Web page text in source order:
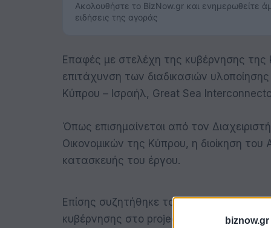
biznow.gr
Ακολουθήστε το BizNow.gr και ενημερωθείτε
ειδήσεις της αγοράς
Επαφές με στελέχη της κυβέρνησης
επιτάχυνση των διαδικασιών
Κύπρου – Ισραήλ, Great Sea
Όπως επισημαίνεται από τον
Οικονομικών της Κύπρου, η διοίκηση
κατασκευής του έργου.
Επίσης συζητήθηκε το χρονοδιάγραμμα
κυβέρνησης στο project. Tα στελέχη του